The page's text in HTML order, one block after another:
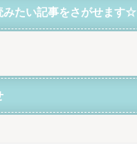
みたい記事をさがせます☆